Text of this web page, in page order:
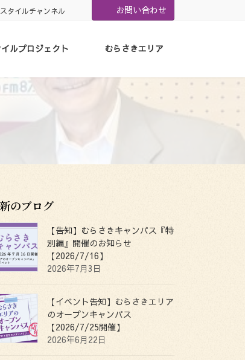
タイルチャンネル お問い合わせ
ルプロジェクト むらさきエリア
のブログ
【告知】むらさきキャンパス『特
別編』開催のお知らせ
【2026/7/16】
2026年7月3日
【イベント告知】むらさきエリア
のオープンキャンパス
【2026/7/25開催】
2026年6月22日